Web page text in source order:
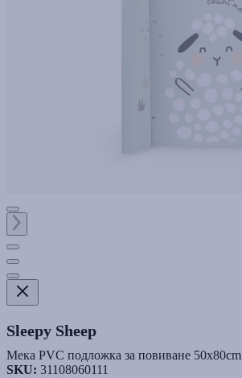
Sleepy Sheep
Мека PVC подложка за повиване 50х80cm
SKU: 31108060111